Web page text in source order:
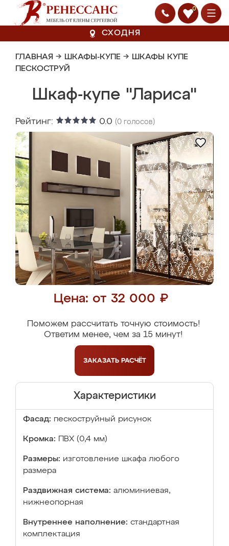
0
СХОДНЯ
ГЛАВНАЯ → ШКАФЫ-КУПЕ → ШКАФЫ КУПЕ
ПЕСКОСТРУЙ
Шкаф-купе "Лариса"
Рейтинг: 0.0 (0 голосов)
Цена: от 32 000 ₽
Поможем рассчитать точную стоимость!
Ответим менее, чем за 15 минут!
ЗАКАЗАТЬ РАСЧЁТ
Характеристики
Фасад: пескоструйный рисунок
Кромка: ПВХ (0,4 мм)
Размеры: изготовление шкафа любого
размера
Раздвижная система: алюминиевая,
нижнеопорная
Внутреннее наполнение: стандартная
комплектация